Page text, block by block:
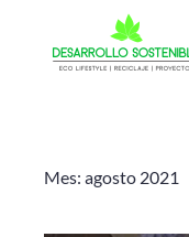
Mes: agosto 2021